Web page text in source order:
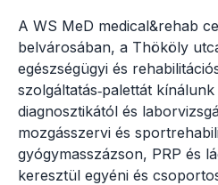
A WS MeD medical&rehab
belvárosában, a Thököly
egészségügyi és
szolgáltatás‑palettát
diagnosztikától és
mozgásszervi és
gyógymasszázson, PRP és
keresztül egyéni és